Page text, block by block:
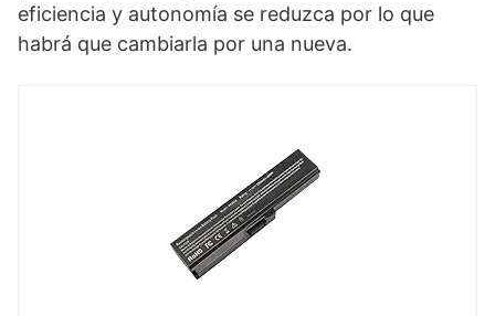
eficiencia y autonomía se reduzca por lo que
habrá que cambiarla por una nueva.